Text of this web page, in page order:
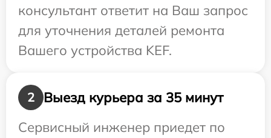
консультант ответит на Ваш запрос
для уточнения деталей ремонта
Вашего устройства KEF.
2
Выезд курьера за 35 минут
Сервисный инженер приедет по